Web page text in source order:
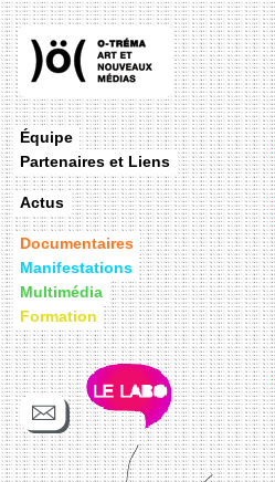
Équipe
Partenaires et Liens
Actus
Documentaires
Manifestations
Multimédia
Formation